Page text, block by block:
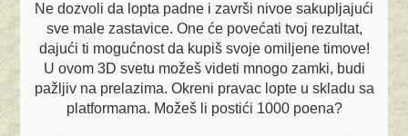
Ne dozvoli da lopta padne i završi nivoe sakupljajući
sve male zastavice. One će povećati tvoj rezultat,
dajući ti mogućnost da kupiš svoje omiljene timove!
U ovom 3D svetu možeš videti mnogo zamki, budi
pažljiv na prelazima. Okreni pravac lopte u skladu sa
platformama. Možeš li postići 1000 poena?